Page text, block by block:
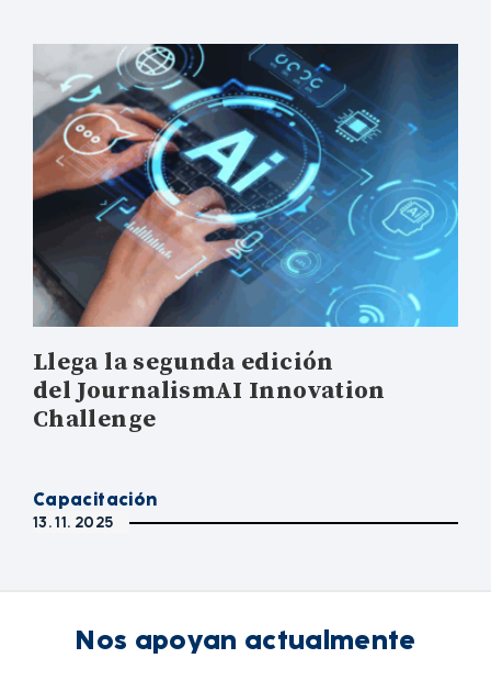
Llega la segunda edición
del JournalismAI Innovation
Challenge
Capacitación
13. 11. 2025
Nos apoyan actualmente